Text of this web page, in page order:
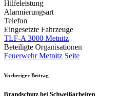
Hilfeleistung
Alarmierungsart
Telefon
Eingesetzte Fahrzeuge
TLF-A 3000 Metnitz
Beteiligte Organisationen
Feuerwehr Metnitz Seite
Vorheriger Beitrag
Brandschutz bei Schweißarbeiten